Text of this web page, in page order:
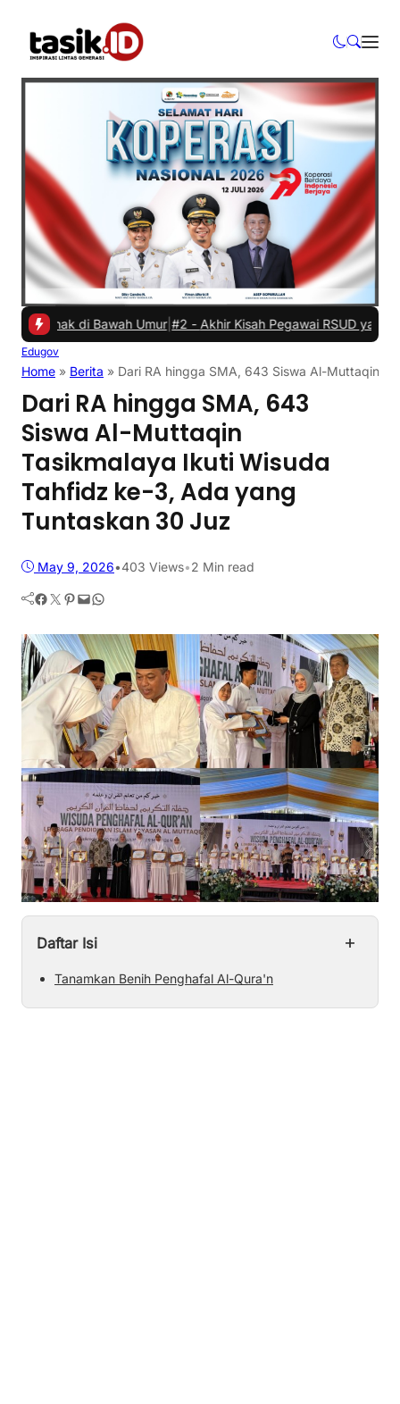
di Bawah Umur|#2 -Akhir Kisah Pegawai RSUD yang Viral
Edugov
Home » Berita » Dari RA hingga SMA, 643 Siswa Al-Muttaqin
Dari RA hingga SMA, 643
Siswa Al-Muttaqin
Tasikmalaya Ikuti Wisuda
Tahfidz ke-3, Ada yang
Tuntaskan 30 Juz
May 9, 2026•403 Views•2 Min read
Facebook Twitter Pinterest Mail WhatsApp
Daftar Isi +
Tanamkan Benih Penghafal Al-Qura'n